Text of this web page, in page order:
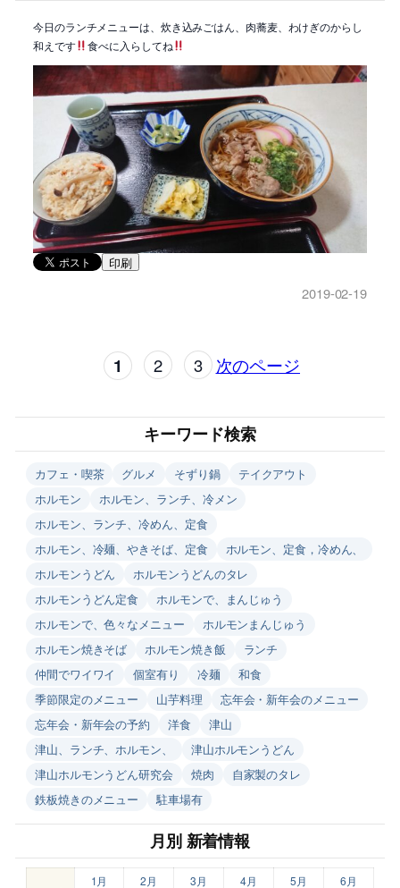
今日のランチメニューは、炊き込みごはん、肉蕎麦、わけぎのからし
和えです
食べに入らしてね
印刷
2019-02-19
1 2 3 次のページ
キーワード検索
カフェ・喫茶 グルメ そずり鍋
テイクアウト
ホルモン
ホルモン、ランチ、冷メン
ホルモン、ランチ、冷めん、定食
ホルモン、冷麺、やきそば、定食
ホルモン、定食，冷めん、
ホルモンうどん
ホルモンうどんのタレ
ホルモンうどん定食
ホルモンで、まんじゅう
ホルモンで、色々なメニュー
ホルモンまんじゅう
ホルモン焼きそば
ホルモン焼き飯
ランチ
仲間でワイワイ
個室有り 冷麺
和食
季節限定のメニュー
山芋料理
忘年会・新年会のメニュー
忘年会・新年会の予約
洋食
津山
津山、ランチ、ホルモン、
津山ホルモンうどん
津山ホルモンうどん研究会
焼肉
自家製のタレ
鉄板焼きのメニュー
駐車場有
月別 新着情報
1月 2月 3月 4月 5月
6月